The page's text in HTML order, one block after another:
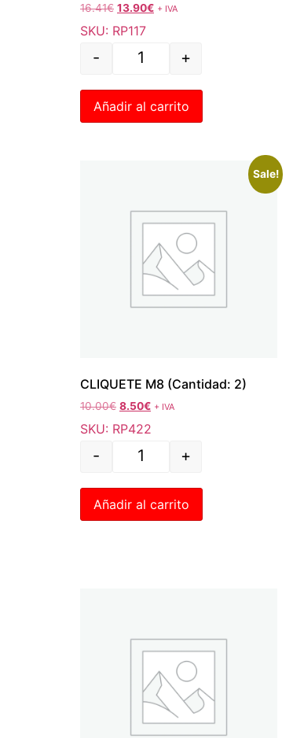
16.41€ 13.90€ + IVA
SKU: RP117
- +
Añadir al carrito
Sale!
CLIQUETE M8 (Cantidad: 2)
10.00€ 8.50€ + IVA
SKU: RP422
- +
Añadir al carrito